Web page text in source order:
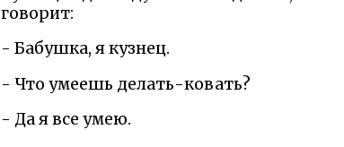
говорит:
- Бабушка, я кузнец.
- Что умеешь делать-ковать?
- Да я все умею.